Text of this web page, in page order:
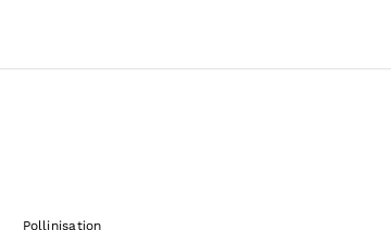
Pollinisation